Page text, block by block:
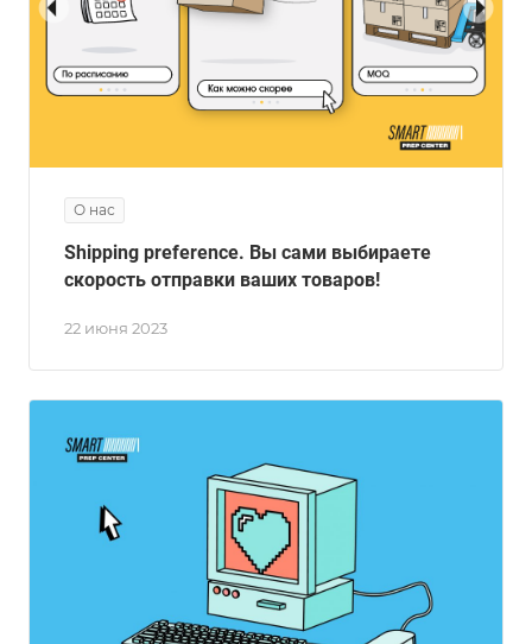
О нас
22 июня 2023
Shipping preference. Вы сами выбираете
скорость отправки ваших товаров!